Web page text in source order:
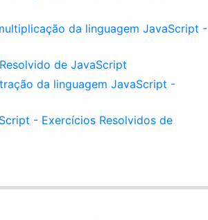
da linguagem JavaScript -
de JavaScript
da linguagem JavaScript -
- Exercícios Resolvidos de